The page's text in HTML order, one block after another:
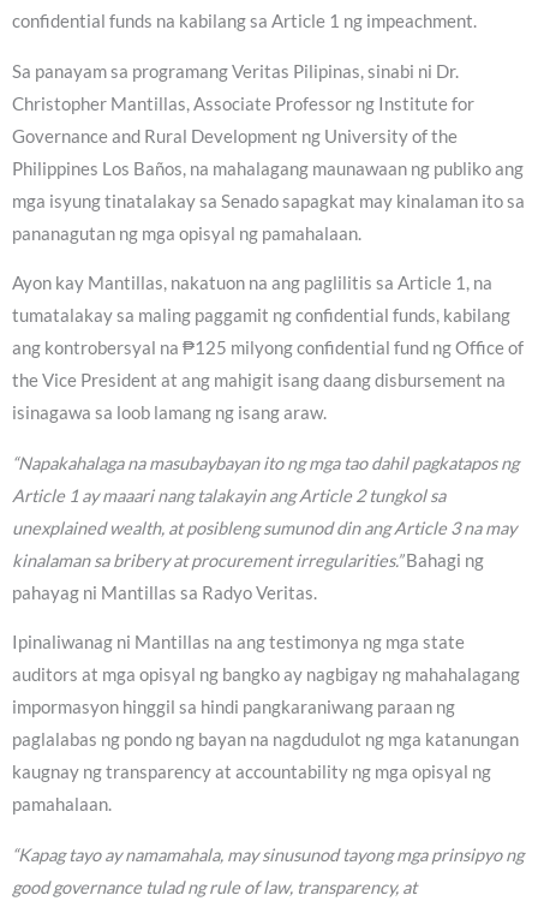
confidential funds na kabilang sa Article 1 ng impeachment.
Sa panayam sa programang Veritas Pilipinas, sinabi ni Dr.
Christopher Mantillas, Associate Professor ng Institute for
Governance and Rural Development ng University of the
Philippines Los Baños, na mahalagang maunawaan ng publiko ang
mga isyung tinatalakay sa Senado sapagkat may kinalaman ito sa
pananagutan ng mga opisyal ng pamahalaan.
Ayon kay Mantillas, nakatuon na ang paglilitis sa Article 1, na
tumatalakay sa maling paggamit ng confidential funds, kabilang
ang kontrobersyal na ₱125 milyong confidential fund ng Office of
the Vice President at ang mahigit isang daang disbursement na
isinagawa sa loob lamang ng isang araw.
“Napakahalaga na masubaybayan ito ng mga tao dahil pagkatapos ng
Article 1 ay maaari nang talakayin ang Article 2 tungkol sa
unexplained wealth, at posibleng sumunod din ang Article 3 na may
kinalaman sa bribery at procurement irregularities.”Bahagi ng
pahayag ni Mantillas sa Radyo Veritas.
Ipinaliwanag ni Mantillas na ang testimonya ng mga state
auditors at mga opisyal ng bangko ay nagbigay ng mahahalagang
impormasyon hinggil sa hindi pangkaraniwang paraan ng
paglalabas ng pondo ng bayan na nagdudulot ng mga katanungan
kaugnay ng transparency at accountability ng mga opisyal ng
pamahalaan.
“Kapag tayo ay namamahala, may sinusunod tayong mga prinsipyo ng
good governance tulad ng rule of law, transparency, at